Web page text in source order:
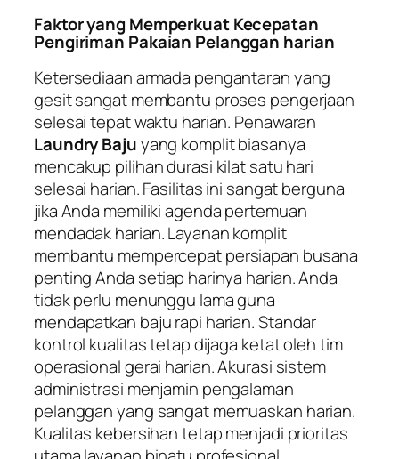
Faktor yang Memperkuat Kecepatan
Pengiriman Pakaian Pelanggan harian
Ketersediaan armada pengantaran yang
gesit sangat membantu proses pengerjaan
selesai tepat waktu harian. Penawaran
Laundry Bajuyang komplit biasanya
mencakup pilihan durasi kilat satu hari
selesai harian. Fasilitas ini sangat berguna
jika Anda memiliki agenda pertemuan
mendadak harian. Layanan komplit
membantu mempercepat persiapan busana
penting Anda setiap harinya harian. Anda
tidak perlu menunggu lama guna
mendapatkan baju rapi harian. Standar
kontrol kualitas tetap dijaga ketat oleh tim
operasional gerai harian. Akurasi sistem
administrasi menjamin pengalaman
pelanggan yang sangat memuaskan harian.
Kualitas kebersihan tetap menjadi prioritas